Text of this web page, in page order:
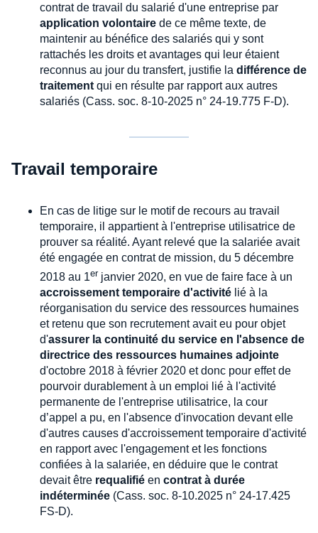
contrat de travail du salarié d'une entreprise par
application volontaire de ce même texte, de
maintenir au bénéfice des salariés qui y sont
rattachés les droits et avantages qui leur étaient
reconnus au jour du transfert, justifie la différence de
traitement qui en résulte par rapport aux autres
salariés (Cass. soc. 8-10-2025 n° 24-19.775 F-D).
Travail temporaire
En cas de litige sur le motif de recours au travail
temporaire, il appartient à l'entreprise utilisatrice de
prouver sa réalité. Ayant relevé que la salariée avait
été engagée en contrat de mission, du 5 décembre
2018 au 1er janvier 2020, en vue de faire face à un
accroissement temporaire d'activité lié à la
réorganisation du service des ressources humaines
et retenu que son recrutement avait eu pour objet
d'assurer la continuité du service en l'absence de
directrice des ressources humaines adjointe
d'octobre 2018 à février 2020 et donc pour effet de
pourvoir durablement à un emploi lié à l'activité
permanente de l'entreprise utilisatrice, la cour
d’appel a pu, en l'absence d'invocation devant elle
d'autres causes d'accroissement temporaire d'activité
en rapport avec l'engagement et les fonctions
confiées à la salariée, en déduire que le contrat
devait être requalifié en contrat à durée
indéterminée (Cass. soc. 8-10.2025 n° 24-17.425
FS-D).